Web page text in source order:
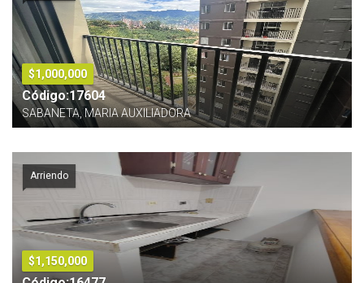
$1,000,000
Código:17604
SABANETA, MARIA AUXILIADORA
Arriendo
$1,150,000